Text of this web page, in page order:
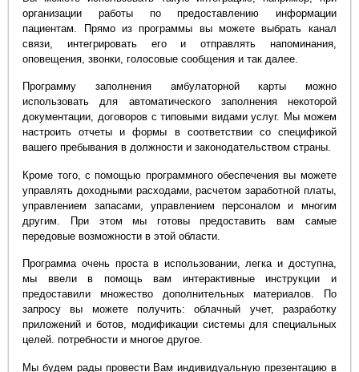
организации работы по предоставлению информации
пациентам. Прямо из программы вы можете выбрать канал
связи, интегрировать его и отправлять напоминания,
оповещения, звонки, голосовые сообщения и так далее.
Программу заполнения амбулаторной карты можно
использовать для автоматического заполнения некоторой
документации, договоров с типовыми видами услуг. Мы можем
настроить отчеты и формы в соответствии со спецификой
вашего пребывания в должности и законодательством страны.
Кроме того, с помощью программного обеспечения вы можете
управлять доходными расходами, расчетом заработной платы,
управлением запасами, управлением персоналом и многим
другим. При этом мы готовы предоставить вам самые
передовые возможности в этой области.
Программа очень проста в использовании, легка и доступна,
мы ввели в помощь вам интерактивные инструкции и
предоставили множество дополнительных материалов. По
запросу вы можете получить: облачный учет, разработку
приложений и ботов, модификации системы для специальных
целей. потребности и многое другое.
Мы будем рады провести Вам индивидуальную презентацию в